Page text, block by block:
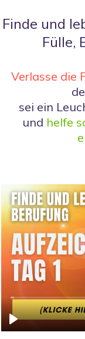
Finde und
Fülle,
Verlasse die
sei ein
und helfe